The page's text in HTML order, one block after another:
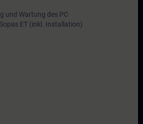
und Wartung des PC
ET (inkl. Installation)